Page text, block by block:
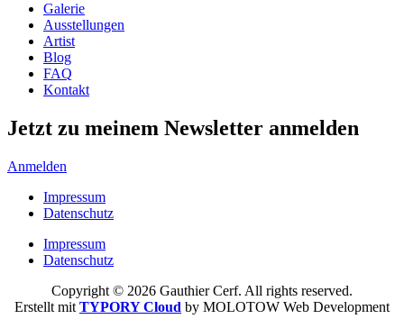
Galerie
Ausstellungen
Artist
Blog
FAQ
Kontakt
Jetzt zu meinem Newsletter anmelden
Anmelden
Impressum
Datenschutz
Impressum
Datenschutz
Copyright © 2026 Gauthier Cerf. All rights reserved.
Erstellt mit TYPORY Cloud by MOLOTOW Web Development